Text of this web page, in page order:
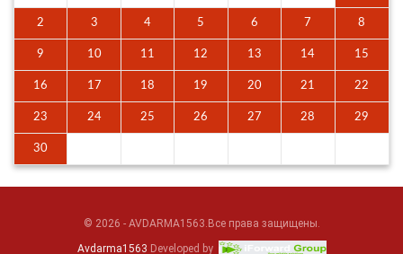
2 3 4 5 6 7 8
9 10 11 12 13 14 15
16 17 18 19 20 21 22
23 24 25 26 27 28 29
30
© 2026 - AVDARMA1563.Все права защищены.
Avdarma1563 Developed by